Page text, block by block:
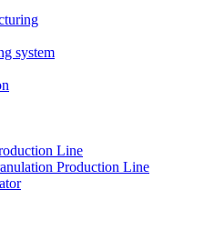
system
Line
Production Line